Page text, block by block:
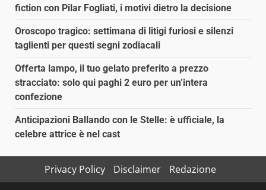
fiction con Pilar Fogliati, i motivi dietro la decisione
Oroscopo tragico: settimana di litigi furiosi e silenzi
taglienti per questi segni zodiacali
Offerta lampo, il tuo gelato preferito a prezzo
stracciato: solo qui paghi 2 euro per un’intera
confezione
Anticipazioni Ballando con le Stelle: è ufficiale, la
celebre attrice è nel cast
Privacy Policy Disclaimer
Redazione